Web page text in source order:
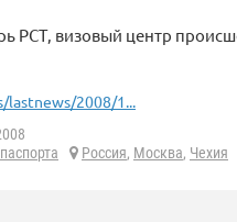
РСТ, визовый центр
lastnews/2008/1...
паспорта Россия, Москва, Чехия